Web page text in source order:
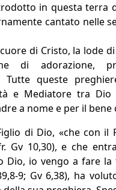
in questa terra
cantato nelle
di Cristo, la lode
di adorazione,
Tutte queste
e Mediatore tra
a nome e per il
di Dio, «che con il
Gv 10,30), e che
Dio, io vengo a fare la
9; Gv 6,38), ha